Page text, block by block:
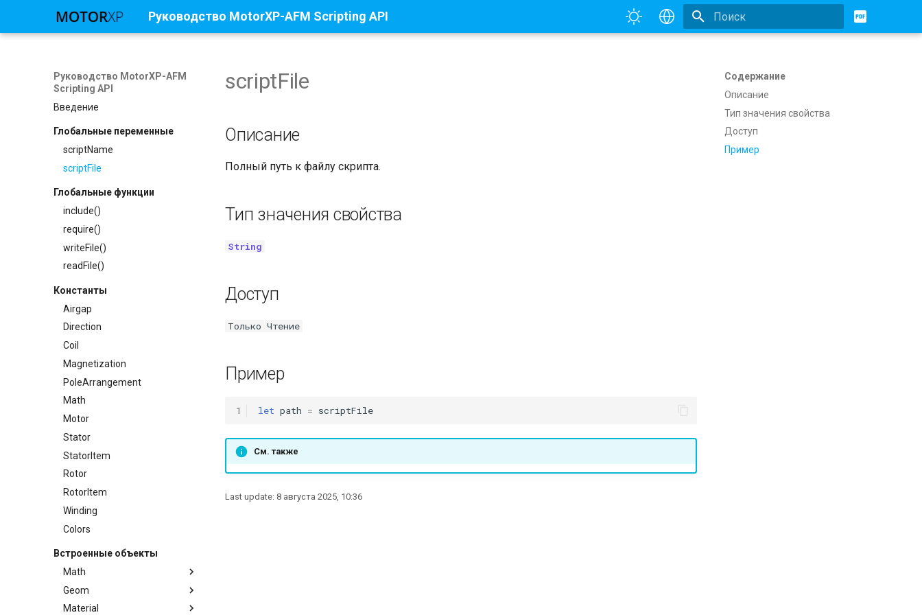
Руководство MotorXP-AFM Scripting API
Руководство MotorXP-AFM
Scripting API
Введение
Глобальные переменные
scriptName
scriptFile
Глобальные функции
include()
require()
writeFile()
readFile()
Константы
Airgap
Direction
Coil
Magnetization
PoleArrangement
Math
Motor
Stator
StatorItem
Rotor
RotorItem
Winding
Colors
Встроенные объекты
Math
Методы
Math.isEpsilon()
Geom
Методы
Material
Содержание
Описание
Тип значения свойства
Доступ
Пример
scriptFile
Описание
Полный путь к файлу скрипта.
Тип значения свойства
String
Доступ
Только Чтение
Пример
1 let path = scriptFile
См. также
Last update: 8 августа 2025, 10:36